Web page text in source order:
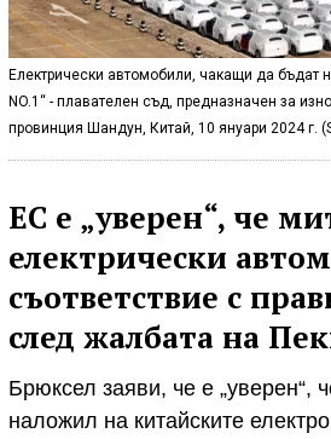
Електрически автомобили, чакащи да бъдат
NO.1“ - плавателен съд, предназначен за
провинция Шандун, Китай, 10 януари 2024 г.
ЕС е „уверен“, че
електрически
съответствие с
след жалбата на
Брюксел заяви, че е „уверен“,
наложил на китайските